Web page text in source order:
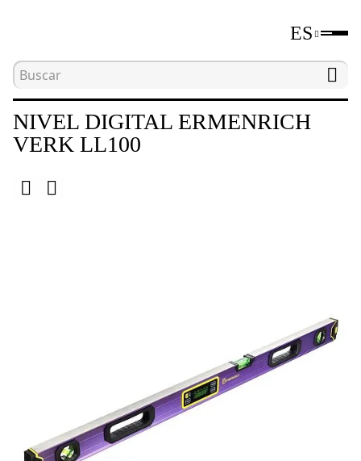
ES
Inicio Niveles digitales y medidores
NIVEL DIGITAL ERMENRICH
VERK LL100